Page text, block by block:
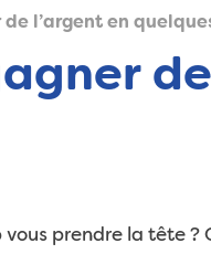
l’argent en
prendre la tête ?